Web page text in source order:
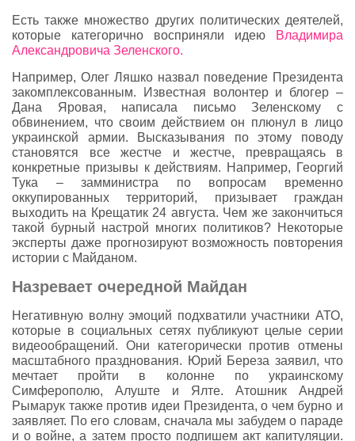
Есть также множество других политических деятелей,
которые категорично восприняли идею
Владимира
Александровича Зеленского.
Например, Олег Ляшко назвал поведение Президента
закомплексованным. Известная волонтер и блогер –
Дана Яровая, написала письмо Зеленскому с
обвинением, что своим действием он плюнул в лицо
украинской армии. Высказывания по этому поводу
становятся все жестче и жестче, превращаясь в
конкретные призывы к действиям. Например, Георгий
Тука – замминистра по вопросам временно
оккупированных территорий, призывает граждан
выходить на Крещатик 24 августа. Чем же закончиться
такой бурный настрой многих политиков? Некоторые
эксперты даже прогнозируют возможность повторения
истории с Майданом.
Назревает очередной Майдан
Негативную волну эмоций подхватили участники АТО,
которые в социальных сетях публикуют целые серии
видеообращений. Они категорически против отмены
масштабного празднования. Юрий Береза заявил, что
мечтает пройти в колонне по украинскому
Симферополю, Алуште и Ялте. Атошник Андрей
Рымарук также против идеи Президента, о чем бурно и
заявляет. По его словам, сначала мы забудем о параде
и о войне, а затем просто подпишем акт капитуляции.